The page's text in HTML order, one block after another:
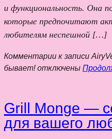
и функциональность. Она
которые предпочитают
любителям неспешной […]
Комментарии к записи
бывает!отключены
Grill Monge —
для вашего